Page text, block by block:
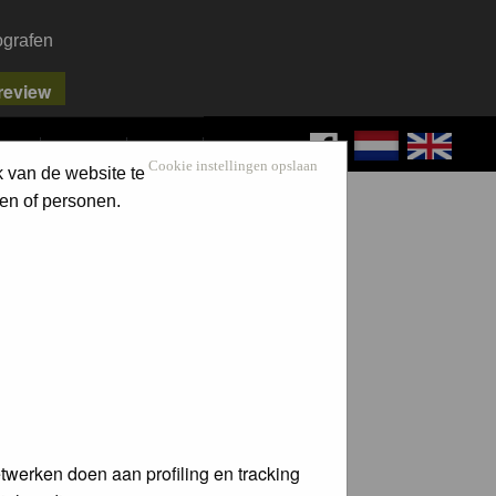
SEARCH LOG IN
Cookie instellingen opslaan
van de website te
of personen.
doen aan profiling en tracking